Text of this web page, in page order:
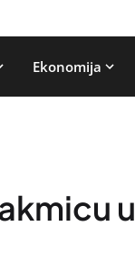
Ekonomija
u